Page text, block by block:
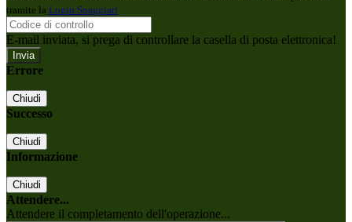
tramite la Login Spaggiari
E-mail inviata, si prega di controllare la casella di posta elettronica!
Errore
Chiudi
Successo
Chiudi
Informazione
Chiudi
Attendere...
Attendere il completamento dell'operazione...